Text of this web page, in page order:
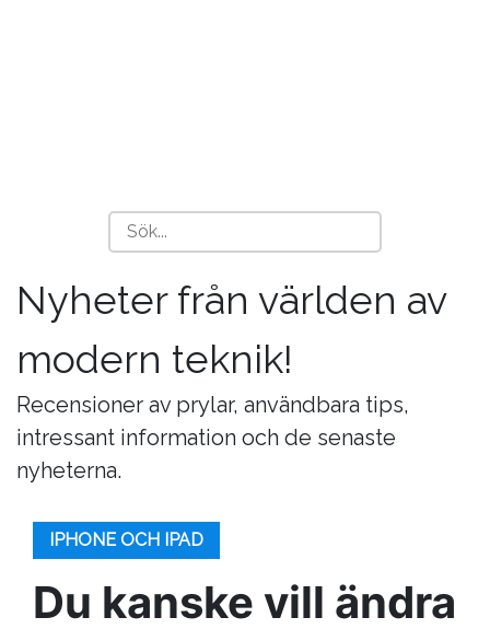
Nyheter från världen av
modern teknik!
Recensioner av prylar, användbara tips,
intressant information och de senaste
nyheterna.
IPHONE OCH IPAD
Du kanske vill ändra